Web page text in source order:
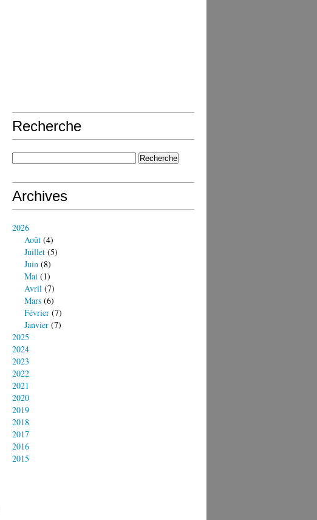
Recherche
Archives
2026
Août (4)
Juillet (5)
Juin (8)
Mai (1)
Avril (7)
Mars (6)
Février (7)
Janvier (7)
2025
2024
2023
2022
2021
2020
2019
2018
2017
2016
2015